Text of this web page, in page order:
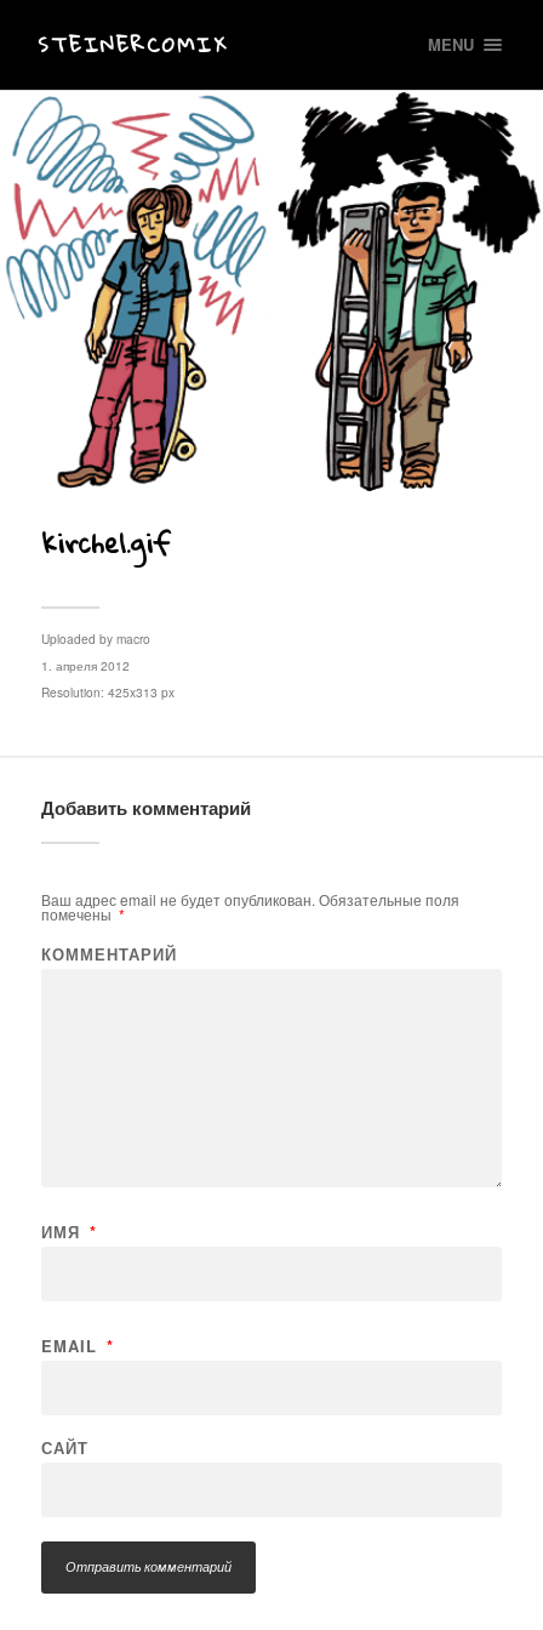
STEINERCOMIX MENU
kirche1.gif
Uploaded by macro
1. апреля 2012
Resolution: 425x313 px
Добавить комментарий
Ваш адрес email не будет опубликован. Обязательные поля
помечены *
КОММЕНТАРИЙ
ИМЯ *
EMAIL *
САЙТ